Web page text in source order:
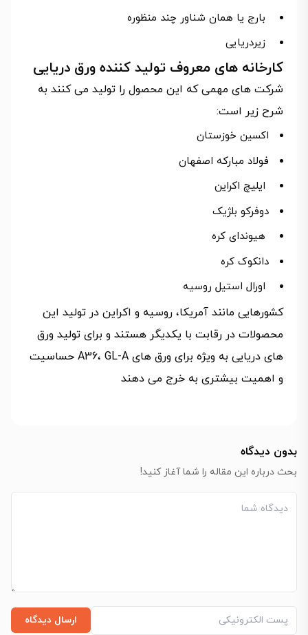
بارج یا همان شناور چند منظوره
زیردریایی
کارخانه های معروف تولید کننده ورق دریایی
شرکت های مهمی که این محصول را تولید می کنند به
شرح زیر است:
اکسین خوزستان
فولاد مبارکه اصفهان
ایلیچ اکراین
دوفرکو بلژیک
هیوندای کره
دانکوک کره
اورال استیل روسیه
کشورهایی مانند آمریکا، روسیه و اکراین در تولید این
محصولات در رقابت با یکدیگر هستند و برای تولید ورق
های دریایی به ویژه برای ورق های A36، GL-A حساسیت
و اهمیت بیشتری به خرج می دهند
بدون دیدگاه
بحث درباره این مقاله را شما آغاز کنید!
ارسال دیدگاه